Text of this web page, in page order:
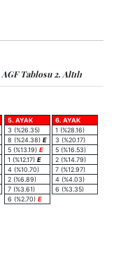
Tablosu 2. Altılı
5. AYAK
3 (%26.35)
8 (%24.38) E
5 (%13.19) E
1 (%12.17) E
4 (%10.70)
2 (%6.89)
7 (%3.61)
6 (%2.70) E
6. AYAK
1 (%28.16)
3 (%20.17)
5 (%16.53)
2 (%14.79)
7 (%12.97)
4 (%4.03)
6 (%3.35)